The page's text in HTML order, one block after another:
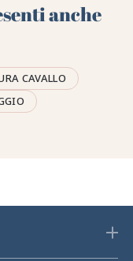
anche
CAVALLO